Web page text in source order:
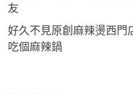
友
好久不見原創麻辣燙西門
吃個麻辣鍋